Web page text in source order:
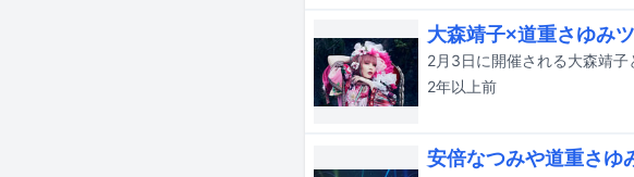
大森靖子×道重さゆみ
2年以上前
安倍なつみや道重さゆ